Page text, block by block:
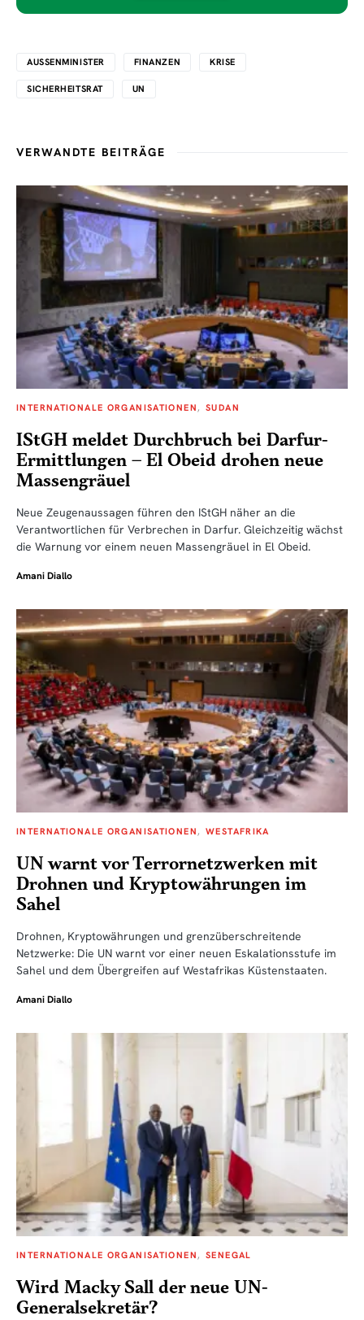
AUSSENMINISTER FINANZEN KRISE
SICHERHEITSRAT UN
VERWANDTE BEITRÄGE
INTERNATIONALE ORGANISATIONEN SUDAN
IStGH meldet Durchbruch bei Darfur-
Ermittlungen – El Obeid drohen neue
Massengräuel
Neue Zeugenaussagen führen den IStGH näher an die
Verantwortlichen für Verbrechen in Darfur. Gleichzeitig wächst
die Warnung vor einem neuen Massengräuel in El Obeid.
Amani Diallo
INTERNATIONALE ORGANISATIONEN WESTAFRIKA
UN warnt vor Terrornetzwerken mit
Drohnen und Kryptowährungen im
Sahel
Drohnen, Kryptowährungen und grenzüberschreitende
Netzwerke: Die UN warnt vor einer neuen Eskalationsstufe im
Sahel und dem Übergreifen auf Westafrikas Küstenstaaten.
Amani Diallo
INTERNATIONALE ORGANISATIONEN SENEGAL
Wird Macky Sall der neue UN-
Generalsekretär?